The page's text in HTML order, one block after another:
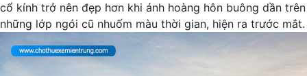
cổ kính trở nên đẹp hơn khi ánh hoàng hôn buông dần trên
những lớp ngói cũ nhuốm màu thời gian, hiện ra trước mắt.